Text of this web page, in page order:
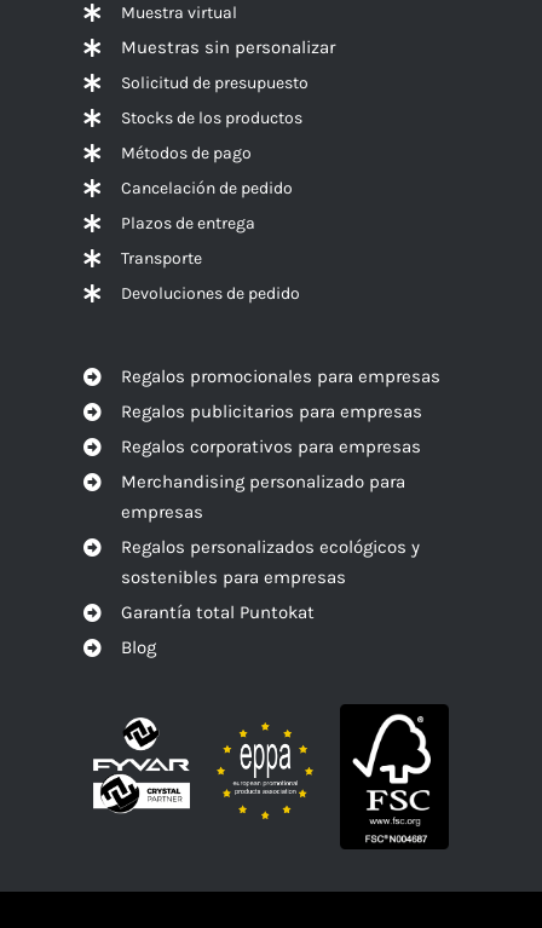
Muestra virtual
Muestras sin personalizar
Solicitud de presupuesto
Stocks de los productos
Métodos de pago
Cancelación de pedido
Plazos de entrega
Transporte
Devoluciones de pedido
Regalos promocionales para empresas
Regalos publicitarios para empresas
Regalos corporativos para empresas
Merchandising personalizado para
empresas
Regalos personalizados ecológicos y
sostenibles para empresas
Garantía total Puntokat
Blog